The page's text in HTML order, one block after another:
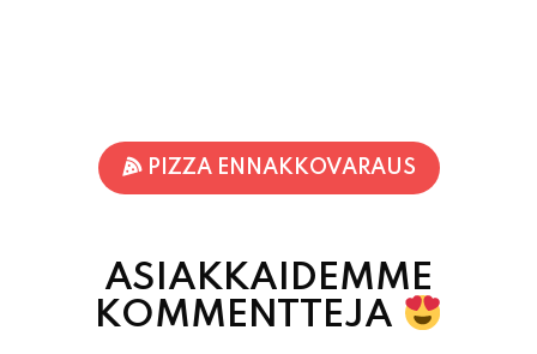
ASIAKKAIDEMME